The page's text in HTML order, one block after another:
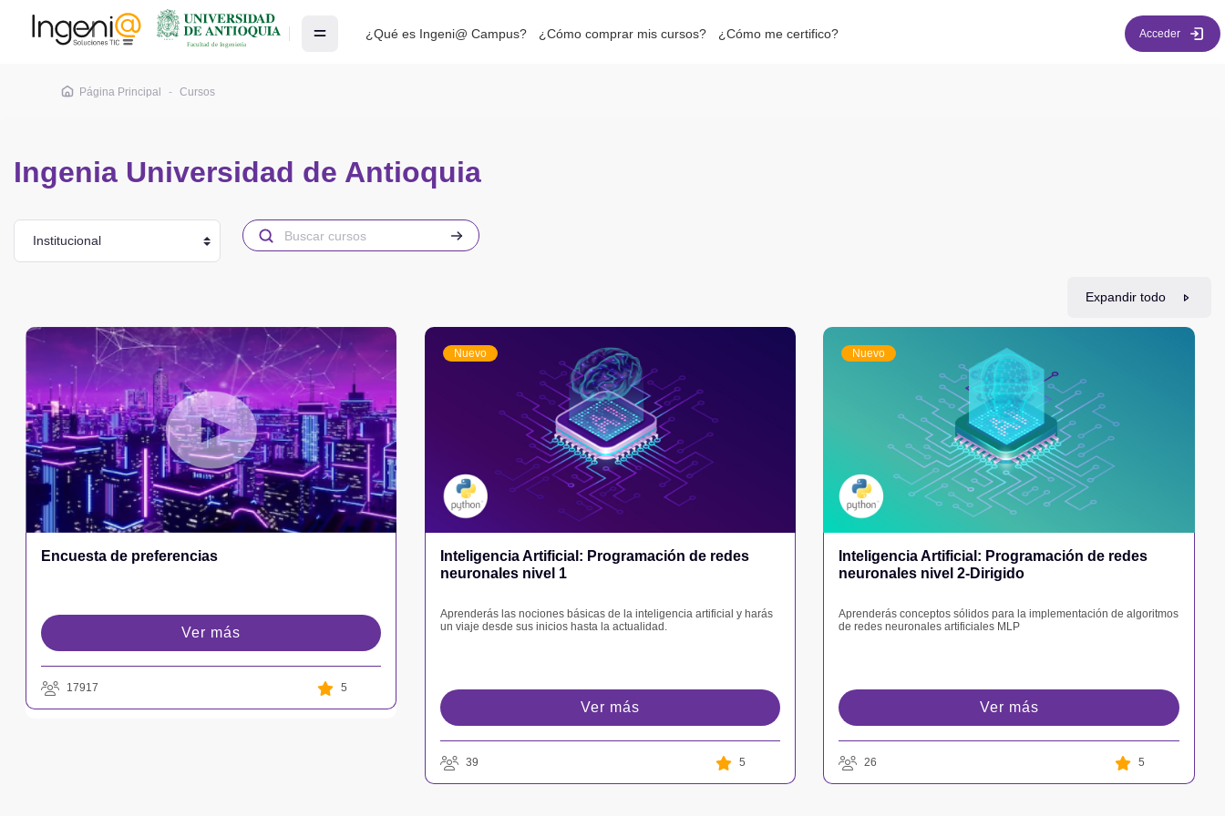
Salta al contenido principal
¿Qué es Ingeni@ Campus? ¿Cómo comprar mis cursos? ¿Cómo me certifico? Acceder
Página Principal Cursos
Ingenia Universidad de Antioquia
Categorías Buscar cursos Buscar cursos
Expandir todo
Encuesta de preferencias
Ver más
17917 5
Nuevo
Inteligencia Artificial: Programación de redes
neuronales nivel 1
Aprenderás las nociones básicas de la inteligencia artificial y harás
un viaje desde sus inicios hasta la actualidad.
Ver más
39 5
Nuevo
Inteligencia Artificial: Programación de redes
neuronales nivel 2-Dirigido
Aprenderás conceptos sólidos para la implementación de algoritmos
de redes neuronales artificiales MLP
Ver más
26 5